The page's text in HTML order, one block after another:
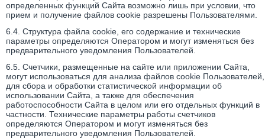
определенных функций Сайта возможно лишь при условии, что
прием и получение файлов cookie разрешены Пользователями.
6.4. Структура файла cookie, его содержание и технические
параметры определяются Оператором и могут изменяться без
предварительного уведомления Пользователей.
6.5. Счетчики, размещенные на сайте или приложении Сайта,
могут использоваться для анализа файлов cookie Пользователей,
для сбора и обработки статистической информации об
использовании Сайта, а также для обеспечения
работоспособности Сайта в целом или его отдельных функций в
частности. Технические параметры работы счетчиков
определяются Оператором и могут изменяться без
предварительного уведомления Пользователей.